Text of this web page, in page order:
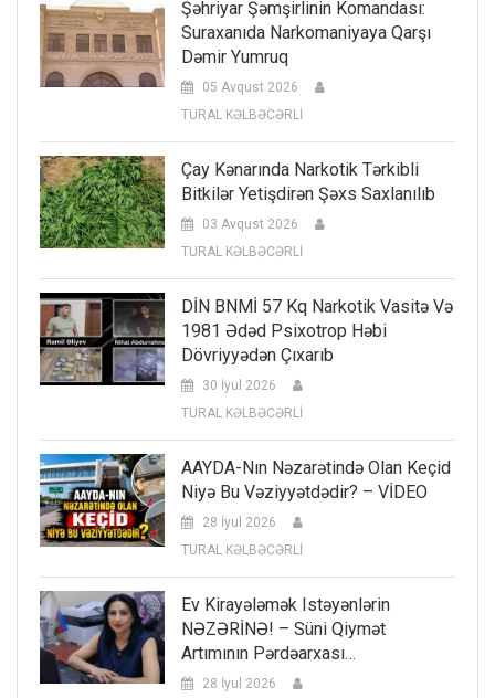
Şəhriyar Şəmşirlinin Komandası:
Suraxanıda Narkomaniyaya Qarşı
Dəmir Yumruq
05 Avqust 2026
TURAL KƏLBƏCƏRLİ
Çay Kənarında Narkotik Tərkibli
Bitkilər Yetişdirən Şəxs Saxlanılıb
03 Avqust 2026
TURAL KƏLBƏCƏRLİ
DİN BNMİ 57 Kq Narkotik Vasitə Və
1981 Ədəd Psixotrop Həbi
Dövriyyədən Çıxarıb
30 İyul 2026
TURAL KƏLBƏCƏRLİ
AAYDA-Nın Nəzarətində Olan Keçid
Niyə Bu Vəziyyətdədir? – VİDEO
28 İyul 2026
TURAL KƏLBƏCƏRLİ
Ev Kirayələmək Istəyənlərin
NƏZƏRİNƏ! – Süni Qiymət
Artımının Pərdəarxası…
28 İyul 2026